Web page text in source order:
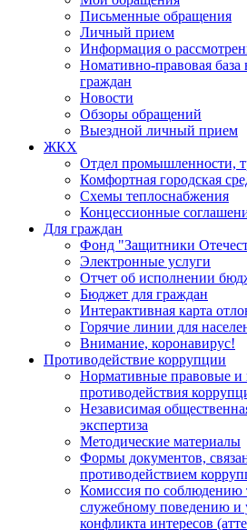
Письменные обращения
Личный прием
Информация о
Номативно-правовая
граждан
Новости
Обзоры обращений
Выездной личный прием
ЖКХ
Отдел промышленности,
Комфортная городская
Схемы теплоснабжения
Концессионные
Для граждан
Фонд "Защитники
Электронные услуги
Отчет об исполнении
Бюджет для граждан
Интерактивная карта
Горячие линии для
Внимание, коронавирус!
Противодействие коррупции
Нормативные правовые и
противодействия
Независимая
экспертиза
Методические материалы
Формы документов,
противодействием
Комиссия по соблюдению
служебному поведению и
конфликта интересов